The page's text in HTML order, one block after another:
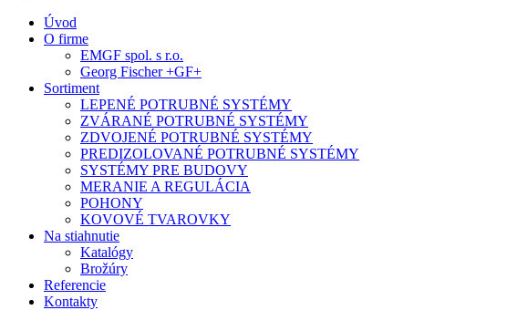
Úvod
O firme
EMGF spol. s r.o.
Georg Fischer +GF+
Sortiment
LEPENÉ POTRUBNÉ SYSTÉMY
ZVÁRANÉ POTRUBNÉ SYSTÉMY
ZDVOJENÉ POTRUBNÉ SYSTÉMY
PREDIZOLOVANÉ POTRUBNÉ SYSTÉMY
SYSTÉMY PRE BUDOVY
MERANIE A REGULÁCIA
POHONY
KOVOVÉ TVAROVKY
Na stiahnutie
Katalógy
Brožúry
Referencie
Kontakty